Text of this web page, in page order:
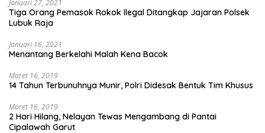
Januari 27, 2021
Tiga Orang Pemasok Rokok Ilegal Ditangkap Jajaran Polsek
Lubuk Raja
Januari 16, 2021
Menantang Berkelahi Malah Kena Bacok
Maret 16, 2019
14 Tahun Terbunuhnya Munir, Polri Didesak Bentuk Tim Khusus
Maret 16, 2019
2 Hari Hilang, Nelayan Tewas Mengambang di Pantai
Cipalawah Garut